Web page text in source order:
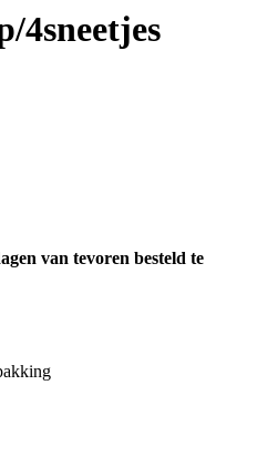
4sneetjes
van tevoren besteld te